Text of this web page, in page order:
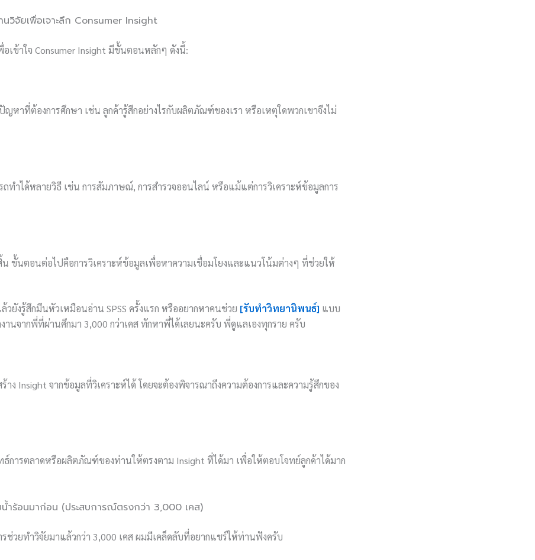
นวิจัยเพื่อเจาะลึก Consumer Insight
อเข้าใจ Consumer Insight มีขั้นตอนหลักๆ ดังนี้:
ญหาที่ต้องการศึกษา เช่น ลูกค้ารู้สึกอย่างไรกับผลิตภัณฑ์ของเรา หรือเหตุใดพวกเขาจึงไม่
ถทำได้หลายวิธี เช่น การสัมภาษณ์, การสำรวจออนไลน์ หรือแม้แต่การวิเคราะห์ข้อมูลการ
น ขั้นตอนต่อไปคือการวิเคราะห์ข้อมูลเพื่อหาความเชื่อมโยงและแนวโน้มต่างๆ ที่ช่วยให้
วยังรู้สึกมึนหัวเหมือนอ่าน SPSS ครั้งแรก หรืออยากหาคนช่วย [รับทำวิทยานิพนธ์] แบบ
นจากพี่ที่ผ่านศึกมา 3,000 กว่าเคส ทักหาพี่ได้เลยนะครับ พี่ดูแลเองทุกราย ครับ
าง Insight จากข้อมูลที่วิเคราะห์ได้ โดยจะต้องพิจารณาถึงความต้องการและความรู้สึกของ
การตลาดหรือผลิตภัณฑ์ของท่านให้ตรงตาม Insight ที่ได้มา เพื่อให้ตอบโจทย์ลูกค้าได้มาก
ำร้อนมาก่อน (ประสบการณ์ตรงกว่า 3,000 เคส)
ช่วยทำวิจัยมาแล้วกว่า 3,000 เคส ผมมีเคล็ดลับที่อยากแชร์ให้ท่านฟังครับ